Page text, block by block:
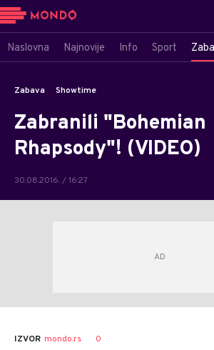
Naslovna Najnovije Info Sport
Zabava Showtime
Zabranili "Bohemian
Rhapsody"! (VIDEO)
30.08.2016. / 16:27
IZVOR mondo.rs 0